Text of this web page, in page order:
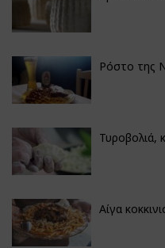
Ρόστο της
Τυροβολιά,
Αίγα